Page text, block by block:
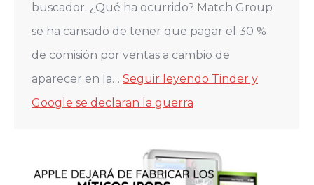
buscador. ¿Qué ha ocurrido? Match Group
se ha cansado de tener que pagar el 30 %
de comisión por ventas a cambio de
aparecer en la… Seguir leyendo Tinder y
Google se declaran la guerra